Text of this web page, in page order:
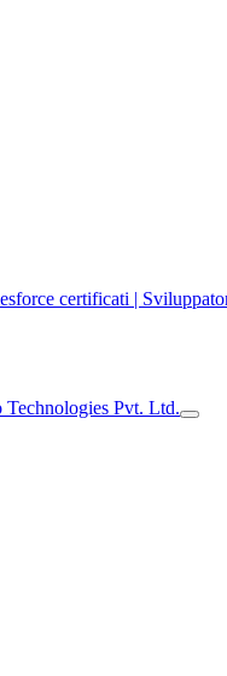
certificati |
Pvt. Ltd.